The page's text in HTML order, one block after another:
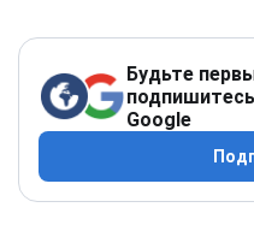
Будьте
Google